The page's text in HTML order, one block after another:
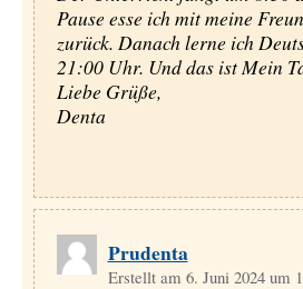
Pause esse ich mit meine
zurück. Danach lerne ich
21:00 Uhr. Und das ist Mein
Liebe Grüße,
Denta
Prudenta
Erstellt am 6. Juni 2024 um